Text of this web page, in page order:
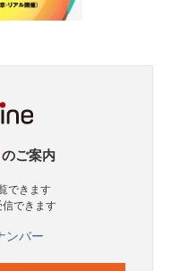
のご案内
できます
信できます
ンバー